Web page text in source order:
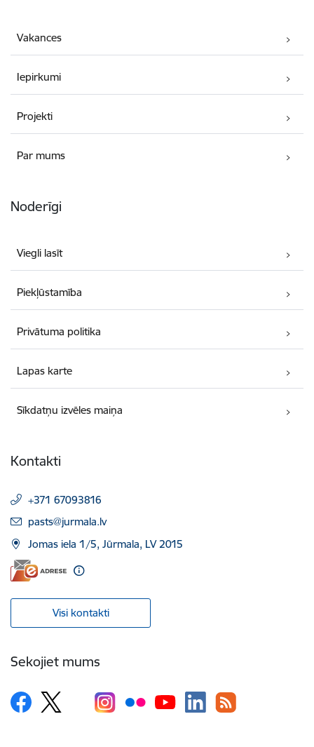
Vakances
Iepirkumi
Projekti
Par mums
Noderīgi
Viegli lasīt
Piekļūstamība
Privātuma politika
Lapas karte
Sīkdatņu izvēles maiņa
Kontakti
+371 67093816
E-pasts:
pasts@jurmala.lv
Jomas iela 1/5, Jūrmala, LV 2015
Visi kontakti
Sekojiet mums